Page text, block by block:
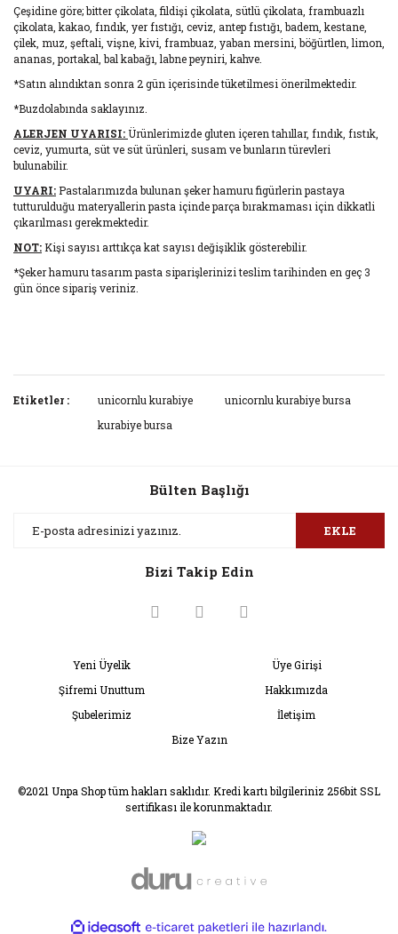
Çeşidine göre; bitter çikolata, fildişi çikolata, sütlü çikolata, frambuazlı
çikolata, kakao, fındık, yer fıstığı, ceviz, antep fıstığı, badem, kestane,
çilek, muz, şeftali, vişne, kivi, frambuaz, yaban mersini, böğürtlen, limon,
ananas, portakal, bal kabağı, labne peyniri, kahve.
*Satın alındıktan sonra 2 gün içerisinde tüketilmesi önerilmektedir.
*Buzdolabında saklayınız.
ALERJEN UYARISI: Ürünlerimizde gluten içeren tahıllar, fındık, fıstık,
ceviz, yumurta, süt ve süt ürünleri, susam ve bunların türevleri
bulunabilir.
UYARI:Pastalarımızda bulunan şeker hamuru figürlerin pastaya
tutturulduğu materyallerin pasta içinde parça bırakmaması için dikkatli
çıkarılması gerekmektedir.
NOT:Kişi sayısı arttıkça kat sayısı değişiklik gösterebilir.
*Şeker hamuru tasarım pasta siparişlerinizi teslim tarihinden en geç 3
gün önce sipariş veriniz.
Bu ürüne ilk yorumu siz yapın!
konularda yetersiz gördüğünüz noktaları öneri formunu
Görüş ve önerileriniz için teşekkür ederiz.
Ürün açıklamasında eksik bilgiler bulunuyor.
Ürün bilgilerinde hatalar bulunuyor.
Bu ürüne benzer farklı alternatifler olmalı.
Etiketler : unicornlu kurabiye
unicornlu kurabiye bursa
kurabiye bursa
Bülten Başlığı
EKLE
Bizi Takip Edin
Yeni Üyelik
Üye Girişi
Şifremi Unuttum
Hakkımızda
Şubelerimiz
İletişim
Bize Yazın
©2021 Unpa Shop tüm hakları saklıdır. Kredi kartı bilgileriniz 256bit SSL
sertifikası ile korunmaktadır.
ideasoft e-